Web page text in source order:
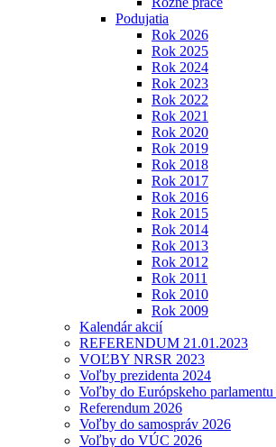
Podujatia
Rok 2026
Rok 2025
Rok 2024
Rok 2023
Rok 2022
Rok 2021
Rok 2020
Rok 2019
Rok 2018
Rok 2017
Rok 2016
Rok 2015
Rok 2014
Rok 2013
Rok 2012
Rok 2011
Rok 2010
Rok 2009
Kalendár akcií
REFERENDUM 21.01.2023
VOĽBY NRSR 2023
Voľby prezidenta 2024
Voľby do Európskeho parlamentu
Referendum 2026
Voľby do samospráv 2026
Voľby do VÚC 2026